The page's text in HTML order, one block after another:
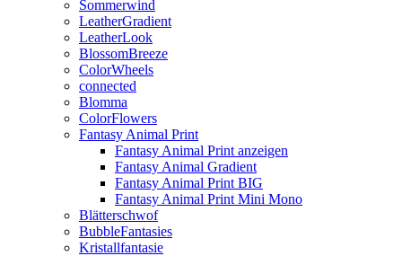
Sommerwind
LeatherGradient
LeatherLook
BlossomBreeze
ColorWheels
connected
Blomma
ColorFlowers
Fantasy Animal Print
Fantasy Animal Print anzeigen
Fantasy Animal Gradient
Fantasy Animal Print BIG
Fantasy Animal Print Mini Mono
Blätterschwof
BubbleFantasies
Kristallfantasie